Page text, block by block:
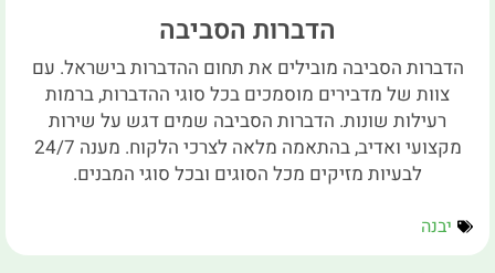
הדברות הסביבה
הדברות הסביבה מובילים את תחום ההדברות בישראל. עם
צוות של מדבירים מוסמכים בכל סוגי ההדברות, ברמות
רעילות שונות. הדברות הסביבה שמים דגש על שירות
מקצועי ואדיב, בהתאמה מלאה לצרכי הלקוח. מענה 24/7
לבעיות מזיקים מכל הסוגים ובכל סוגי המבנים.
יבנה